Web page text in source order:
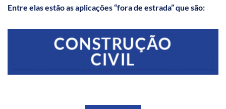
Entre elas estão as aplicações “fora de estrada” que são:
CONSTRUÇÃO
CIVIL